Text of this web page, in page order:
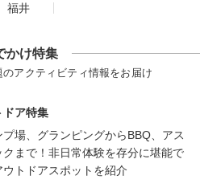
福井
かけ特集
アクティビティ情報をお届け
ドア特集
プ場、グランピングからBBQ、アス
クまで！非日常体験を存分に堪能で
ウトドアスポットを紹介